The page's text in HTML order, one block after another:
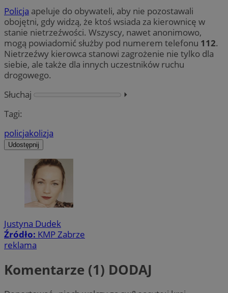
Policja apeluje do obywateli, aby nie pozostawali
obojętni, gdy widzą, że ktoś wsiada za kierownicę w
stanie nietrzeźwości. Wszyscy, nawet anonimowo,
mogą powiadomić służby pod numerem telefonu 112.
Nietrzeźwy kierowca stanowi zagrożenie nie tylko dla
siebie, ale także dla innych uczestników ruchu
drogowego.
Słuchaj
⏵︎
Tagi:
policjakolizja
Udostępnij
Justyna Dudek
Źródło: KMP Zabrze
reklama
Komentarze (1) DODAJ